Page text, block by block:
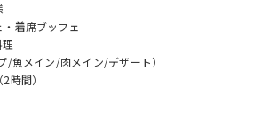
着席ブッフェ
/魚メイン/肉メイン/デザート）
時間）